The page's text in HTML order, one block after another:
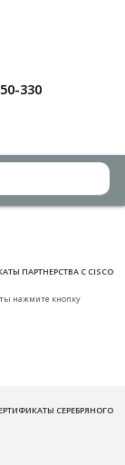
330
ПАРТНЕРСТВА С CISCO
нажмите кнопку
СЕРЕБРЯНОГО